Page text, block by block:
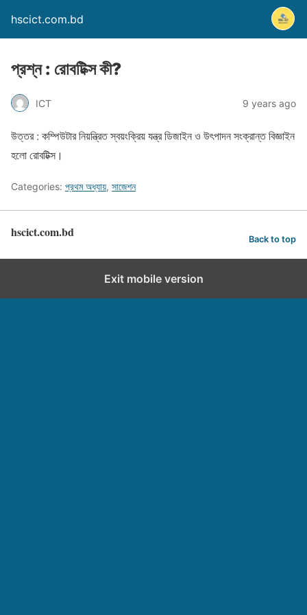
hscict.com.bd
প্রশ্ন : রোবটিক্স কী?
ICT 9 years ago
উত্তর : কম্পিউটার নিয়ন্ত্রিত স্বয়ংক্রিয় যন্ত্র ডিজাইন ও উৎপাদন সংক্রান্ত বিজ্ঞাইন
হলো রোবটিক্স।
Categories: প্রথম অধ্যায়, সাজেশন
hscict.com.bd Back to top
Exit mobile version